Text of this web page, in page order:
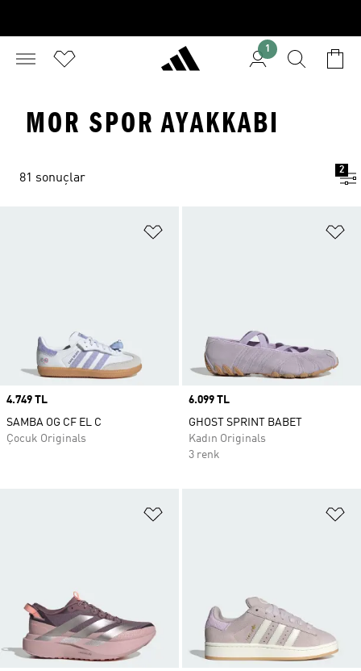
1
MOR SPOR AYAKKABI
81 sonuçlar
2
Price
4.749 TL
SAMBA OG CF EL C
Çocuk Originals
Price
6.099 TL
GHOST SPRINT BABET
Kadın Originals
3 renk